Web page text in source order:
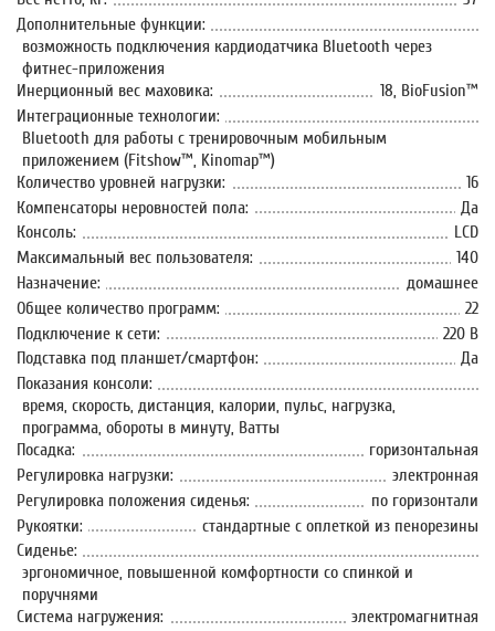
Дополнительные функции:
возможность подключения кардиодатчика Bluetooth через
фитнес-приложения
Инерционный вес маховика:
18, BioFusion™
Интеграционные технологии:
Bluetooth для работы с тренировочным мобильным
приложением (Fitshow™, Kinomap™)
Количество уровней нагрузки:
16
Компенсаторы неровностей пола:
Да
Консоль:
LCD
Максимальный вес пользователя:
140
Назначение:
домашнее
Общее количество программ:
22
Подключение к сети:
220 В
Подставка под планшет/смартфон:
Да
Показания консоли:
время, скорость, дистанция, калории, пульс, нагрузка,
программа, обороты в минуту, Ватты
Посадка:
горизонтальная
Регулировка нагрузки:
электронная
Регулировка положения сиденья:
по горизонтали
Рукоятки:
стандартные с оплеткой из пенорезины
Сиденье:
эргономичное, повышенной комфортности со спинкой и
поручнями
Система нагружения:
электромагнитная